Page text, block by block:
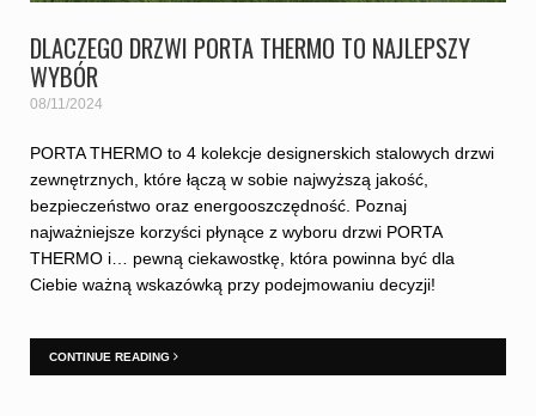
DLACZEGO DRZWI PORTA THERMO TO NAJLEPSZY
WYBÓR
08/11/2024
PORTA THERMO to 4 kolekcje designerskich stalowych drzwi
zewnętrznych, które łączą w sobie najwyższą jakość,
bezpieczeństwo oraz energooszczędność. Poznaj
najważniejsze korzyści płynące z wyboru drzwi PORTA
THERMO i… pewną ciekawostkę, która powinna być dla
Ciebie ważną wskazówką przy podejmowaniu decyzji!
CONTINUE READING